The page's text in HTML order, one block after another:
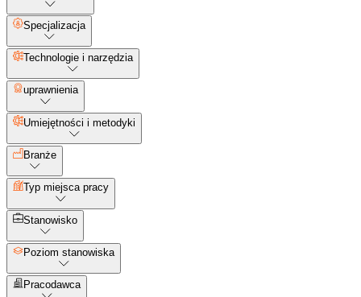
Specjalizacja
Technologie i narzędzia
uprawnienia
Umiejętności i metodyki
Branże
Typ miejsca pracy
Stanowisko
Poziom stanowiska
Pracodawca